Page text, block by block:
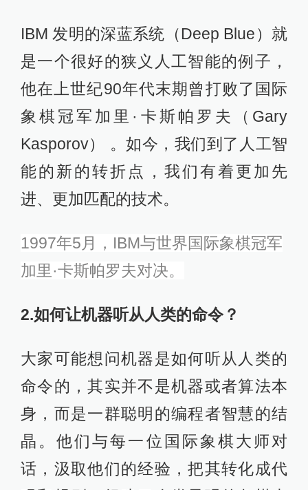
IBM 发明的深蓝系统（Deep Blue）就
是一个很好的狭义人工智能的例子，
他在上世纪90年代末期曾打败了国际
象棋冠军加里·卡斯帕罗夫（Gary
Kasporov） 。如今，我们到了人工智
能的新的转折点，我们有着更加先
进、更加匹配的技术。
1997年5月，IBM与世界国际象棋冠军
加里·卡斯帕罗夫对决。
2.如何让机器听从人类的命令？
大家可能想问机器是如何听从人类的
命令的，其实并不是机器或者算法本
身，而是一群聪明的编程者智慧的结
晶。他们与每一位国际象棋大师对
话，汲取他们的经验，把其转化成代